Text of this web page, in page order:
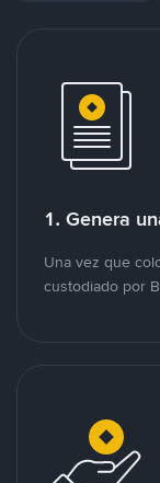
1. Genera
Una vez que
custodiado por